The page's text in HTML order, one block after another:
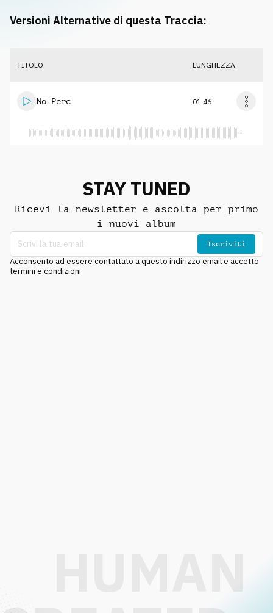
Versioni Alternative di questa Traccia:
TITOLO LUNGHEZZA
No Perc 01:46
STAY TUNED
Ricevi la newsletter e ascolta per primo
i nuovi album
Iscriviti
Acconsento ad essere contattato a questo indirizzo email e accetto
termini e condizioni